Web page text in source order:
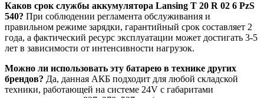
Каков срок службы аккумулятора Lansing T 20 R 02 6 PzS
540? При соблюдении регламента обслуживания и
правильном режиме зарядки, гарантийный срок составляет 2
года, а фактический ресурс эксплуатации может достигать 3-5
лет в зависимости от интенсивности нагрузок.
Можно ли использовать эту батарею в технике других
брендов? Да, данная АКБ подходит для любой складской
техники, работающей на системе 24V с габаритами